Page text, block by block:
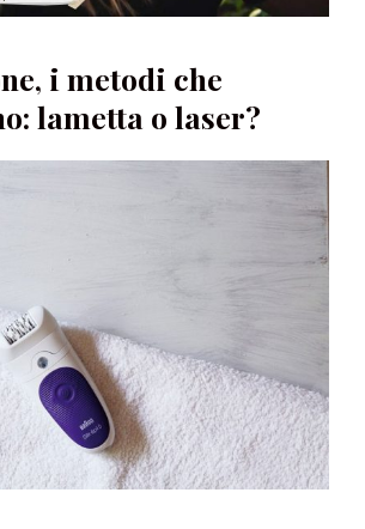
i metodi che
lametta o laser?